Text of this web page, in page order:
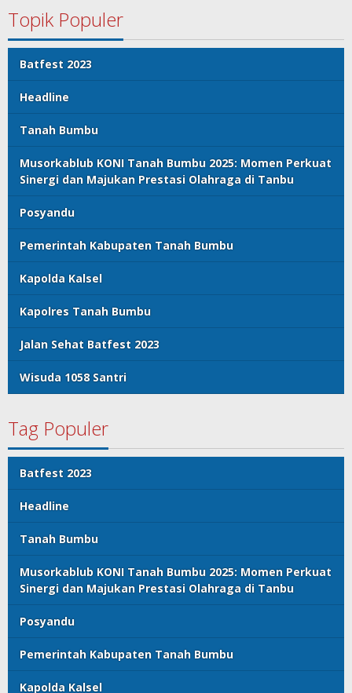
Topik Populer
Batfest 2023
Headline
Tanah Bumbu
Musorkablub KONI Tanah Bumbu 2025: Momen Perkuat
Sinergi dan Majukan Prestasi Olahraga di Tanbu
Posyandu
Pemerintah Kabupaten Tanah Bumbu
Kapolda Kalsel
Kapolres Tanah Bumbu
Jalan Sehat Batfest 2023
Wisuda 1058 Santri
Tag Populer
Batfest 2023
Headline
Tanah Bumbu
Musorkablub KONI Tanah Bumbu 2025: Momen Perkuat
Sinergi dan Majukan Prestasi Olahraga di Tanbu
Posyandu
Pemerintah Kabupaten Tanah Bumbu
Kapolda Kalsel